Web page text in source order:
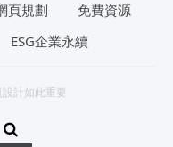
頁規劃
免費資源
ESG企業永續
計如此重要